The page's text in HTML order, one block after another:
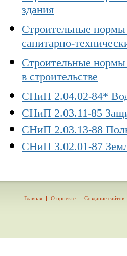
здания
Строительные
санитарно-
Строительные
в строительстве
СНиП 2.04.02-84*
СНиП 2.03.11-85
СНиП 2.03.13-88
СНиП 3.02.01-87
Главная О проекте Создание сайтов